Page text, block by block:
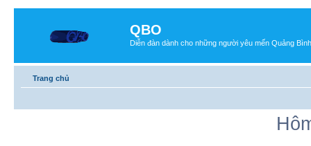
QBO
Diễn đàn dành cho những người yêu mến Quảng Bình
Trang chủ